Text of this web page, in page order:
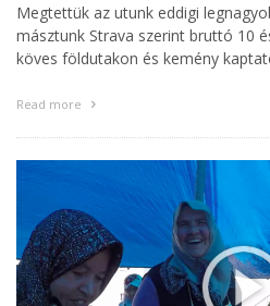
Megtettük az utunk eddigi
másztunk Strava szerint bruttó 10
köves földutakon és kemény
Read more